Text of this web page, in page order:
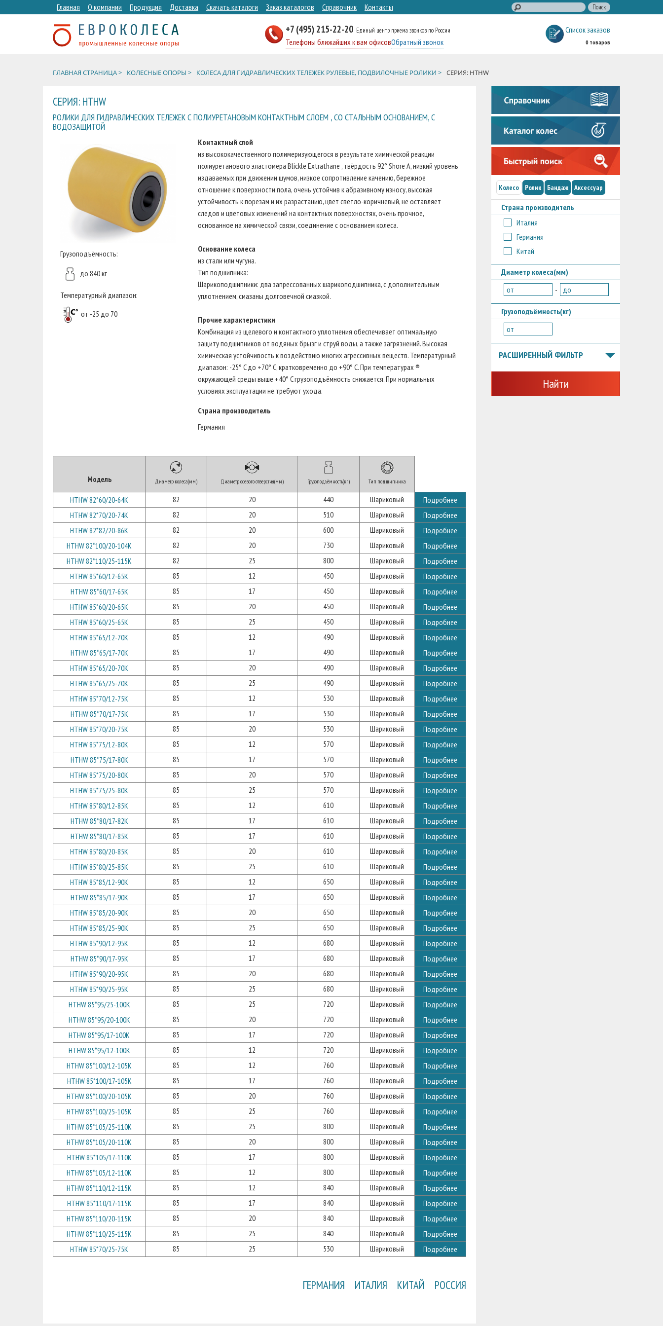
Главная О компании Продукция Доставка Скачать каталоги Заказ каталогов Справочник Контакты
+7 (495) 215-22-20 Единый центр приема звонков по России
Телефоны ближайших к вам офисовОбратный звонок
Список заказов
0 товаров
ГЛАВНАЯ СТРАНИЦА > КОЛЕСНЫЕ ОПОРЫ > КОЛЕСА ДЛЯ ГИДРАВЛИЧЕСКИХ ТЕЛЕЖЕК РУЛЕВЫЕ, ПОДВИЛОЧНЫЕ РОЛИКИ > СЕРИЯ: HTHW
СЕРИЯ: HTHW
РОЛИКИ ДЛЯ ГИДРАВЛИЧЕСКИХ ТЕЛЕЖЕК С ПОЛИУРЕТАНОВЫМ КОНТАКТНЫМ СЛОЕМ , СО СТАЛЬНЫМ ОСНОВАНИЕМ, С
ВОДОЗАЩИТОЙ
Грузоподъёмность:
до 840 кг
Температурный диапазон:
от -25 до 70
Контактный слой
из высококачественного полимеризующегося в результате химической реакции
полиуретанового эластомера Blickle Extrathane , твёрдость 92° Shore A, низкий уровень
издаваемых при движении шумов, низкое сопротивление качению, бережное
отношение к поверхности пола, очень устойчив к абразивному износу, высокая
устойчивость к порезам и их разрастанию, цвет светло-коричневый, не оставляет
следов и цветовых изменений на контактных поверхностях, очень прочное,
основанное на химической связи, соединение с основанием колеса.
Основание колеса
из стали или чугуна.
Тип подшипникa:
Шарикоподшипники: два запрессованных шарикоподшипника, с дополнительным
уплотнением, смазаны долговечной смазкой.
Прочие характеристики
Комбинация из щелевого и контактного уплотнения обеспечивает оптимальную
защиту подшипников от водяных брызг и струй воды, а также загрязнений. Высокая
химическая устойчивость к воздействию многих агрессивных веществ. Температурный
диапазон: -25° C до +70° C, кратковременно до +90° C. При температурах ®
окружающей среды выше +40° C грузоподъёмность снижается. При нормальных
условиях эксплуатации не требуют ухода.
Страна производитель
Германия
Модель Диаметр колеса(мм) Диаметр осевого отверстия(мм) Грузоподъёмность(кг) Тип подшипника
HTHW 82*60/20-64K 82 20 440 Шариковый
Подробнее
HTHW 82*70/20-74K
82 20 510 Шариковый
Подробнее
HTHW 82*82/20-86K
82 20 600 Шариковый
Подробнее
HTHW 82*100/20-104K
82 20 730 Шариковый
Подробнее
HTHW 82*110/25-115K
82 25 800 Шариковый
Подробнее
HTHW 85*60/12-65K
85 12 450 Шариковый
Подробнее
HTHW 85*60/17-65K
85 17 450 Шариковый
Подробнее
HTHW 85*60/20-65K
85 20 450 Шариковый
Подробнее
HTHW 85*60/25-65K
85 25 450 Шариковый
Подробнее
HTHW 85*65/12-70K
85 12 490 Шариковый
Подробнее
HTHW 85*65/17-70K
85 17 490 Шариковый
Подробнее
HTHW 85*65/20-70K
85 20 490 Шариковый
Подробнее
HTHW 85*65/25-70K
85 25 490 Шариковый
Подробнее
HTHW 85*70/12-75K
85 12 530 Шариковый
Подробнее
HTHW 85*70/17-75K
85 17 530 Шариковый
Подробнее
HTHW 85*70/20-75K
85 20 530 Шариковый
Подробнее
HTHW 85*75/12-80K
85 12 570 Шариковый
Подробнее
HTHW 85*75/17-80K
85 17 570 Шариковый
Подробнее
HTHW 85*75/20-80K
85 20 570 Шариковый
Подробнее
HTHW 85*75/25-80K
85 25 570 Шариковый
Подробнее
HTHW 85*80/12-85K
85 12 610 Шариковый
Подробнее
HTHW 85*80/17-82K
85 17 610 Шариковый
Подробнее
HTHW 85*80/17-85K
85 17 610 Шариковый
Подробнее
HTHW 85*80/20-85K
85 20 610 Шариковый
Подробнее
HTHW 85*80/25-85K
85 25 610 Шариковый
Подробнее
HTHW 85*85/12-90K
85 12 650 Шариковый
Подробнее
HTHW 85*85/17-90K
85 17 650 Шариковый
Подробнее
HTHW 85*85/20-90K
85 20 650 Шариковый
Подробнее
HTHW 85*85/25-90K
85 25 650 Шариковый
Подробнее
HTHW 85*90/12-95K
85 12 680 Шариковый
Подробнее
HTHW 85*90/17-95K
85 17 680 Шариковый
Подробнее
HTHW 85*90/20-95K
85 20 680 Шариковый
Подробнее
HTHW 85*90/25-95K
85 25 680 Шариковый
Подробнее
HTHW 85*95/25-100K
85 25 720 Шариковый
Подробнее
HTHW 85*95/20-100K
85 20 720 Шариковый
Подробнее
HTHW 85*95/17-100K
85 17 720 Шариковый
Подробнее
HTHW 85*95/12-100K
85 12 720 Шариковый
Подробнее
HTHW 85*100/12-105K
85 12 760 Шариковый
Подробнее
HTHW 85*100/17-105K
85 17 760 Шариковый
Подробнее
HTHW 85*100/20-105K
85 20 760 Шариковый
Подробнее
HTHW 85*100/25-105K
85 25 760 Шариковый
Подробнее
HTHW 85*105/25-110K
85 25 800 Шариковый
Подробнее
HTHW 85*105/20-110K
85 20 800 Шариковый
Подробнее
HTHW 85*105/17-110K
85 17 800 Шариковый
Подробнее
HTHW 85*105/12-110K
85 12 800 Шариковый
Подробнее
HTHW 85*110/12-115K
85 12 840 Шариковый
Подробнее
HTHW 85*110/17-115K
85 17 840 Шариковый
Подробнее
HTHW 85*110/20-115K
85 20 840 Шариковый
Подробнее
HTHW 85*110/25-115K
85 25 840 Шариковый
Подробнее
HTHW 85*70/25-75K
85 25 530 Шариковый Подробнее
ГЕРМАНИЯ ИТАЛИЯ КИТАЙ РОССИЯ
Колесо Ролик Бандаж Аксессуар
Страна производитель
Италия
Германия
Китай
Диаметр колеса(мм)
от
- до
Грузоподъёмность(кг)
от
РАСШИРЕННЫЙ ФИЛЬТР
Найти